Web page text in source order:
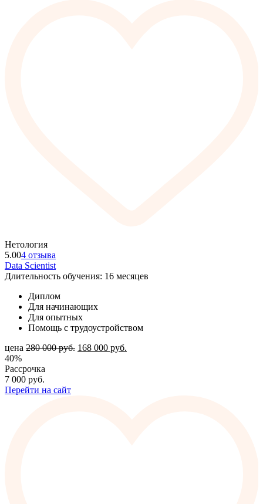
Нетология
5.004 отзыва
Data Scientist
Длительность обучения: 16 месяцев
Диплом
Для начинающих
Для опытных
Помощь с трудоустройством
цена 280 000руб. 168 000 руб.
40%
Рассрочка
7 000 руб.
Перейти на сайт